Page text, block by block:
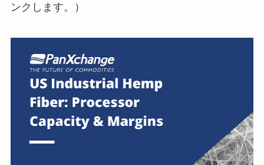
ンクします。）